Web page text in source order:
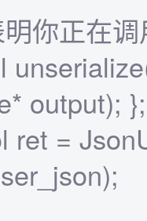
你正在
output);
ret =